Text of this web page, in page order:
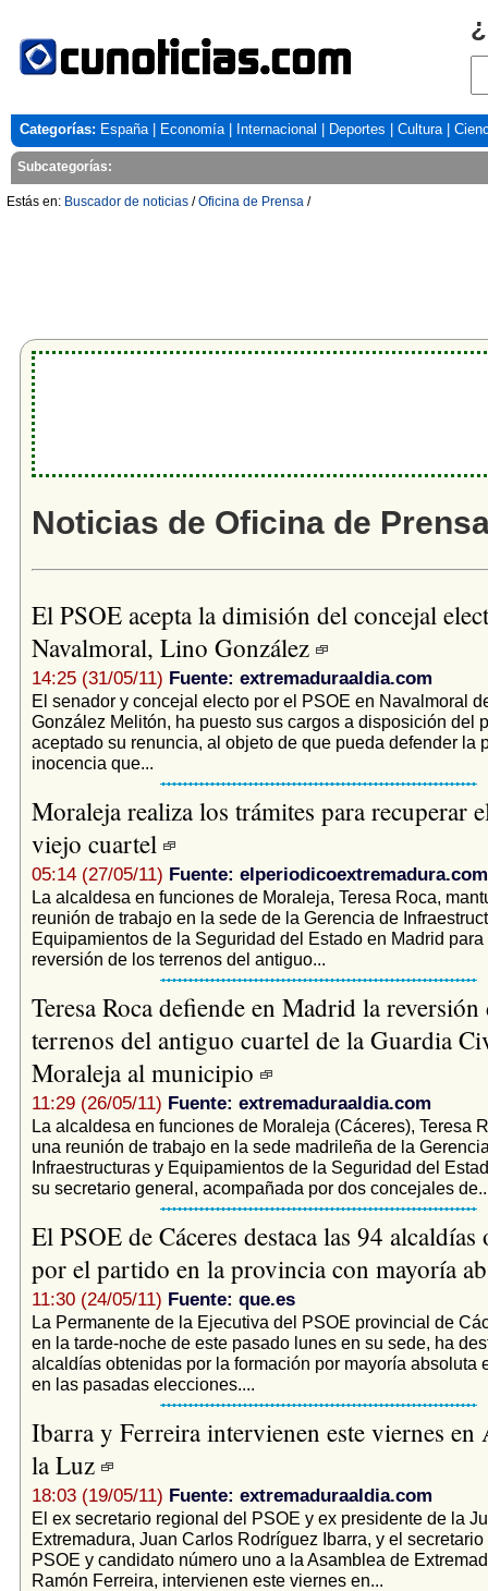
Categorías: España| Economía| Internacional Deportes Cultura|
Subcategorías:
Estás en: Buscador de noticias /Oficina de Prensa /
Noticias de Oficina de
El PSOE acepta la dimisión del concejal
Navalmoral, Lino González
14:25 (31/05/11) Fuente: extremaduraaldia.com
El senador y concejal electo por el PSOE en Navalmoral
González Melitón, ha puesto sus cargos a disposición del
aceptado su renuncia, al objeto de que pueda defender la
inocencia que...
Moraleja realiza los trámites para recuperar
viejo cuartel
05:14 (27/05/11) Fuente: elperiodicoextremadura.com
La alcaldesa en funciones de Moraleja, Teresa Roca,
reunión de trabajo en la sede de la Gerencia de
Equipamientos de la Seguridad del Estado en Madrid para
reversión de los terrenos del antiguo...
Teresa Roca defiende en Madrid la reversión
terrenos del antiguo cuartel de la Guardia
Moraleja al municipio
11:29 (26/05/11) Fuente: extremaduraaldia.com
La alcaldesa en funciones de Moraleja (Cáceres), Teresa
una reunión de trabajo en la sede madrileña de la
Infraestructuras y Equipamientos de la Seguridad del
su secretario general, acompañada por dos concejales
El PSOE de Cáceres destaca las 94 alcaldías
por el partido en la provincia con mayoría
11:30 (24/05/11) Fuente: que.es
La Permanente de la Ejecutiva del PSOE provincial de
en la tarde-noche de este pasado lunes en su sede, ha
alcaldías obtenidas por la formación por mayoría absoluta
en las pasadas elecciones....
Ibarra y Ferreira intervienen este viernes en
la Luz
18:03 (19/05/11) Fuente: extremaduraaldia.com
El ex secretario regional del PSOE y ex presidente de la
Extremadura, Juan Carlos Rodríguez Ibarra, y el
PSOE y candidato número uno a la Asamblea de
Ramón Ferreira, intervienen este viernes en...